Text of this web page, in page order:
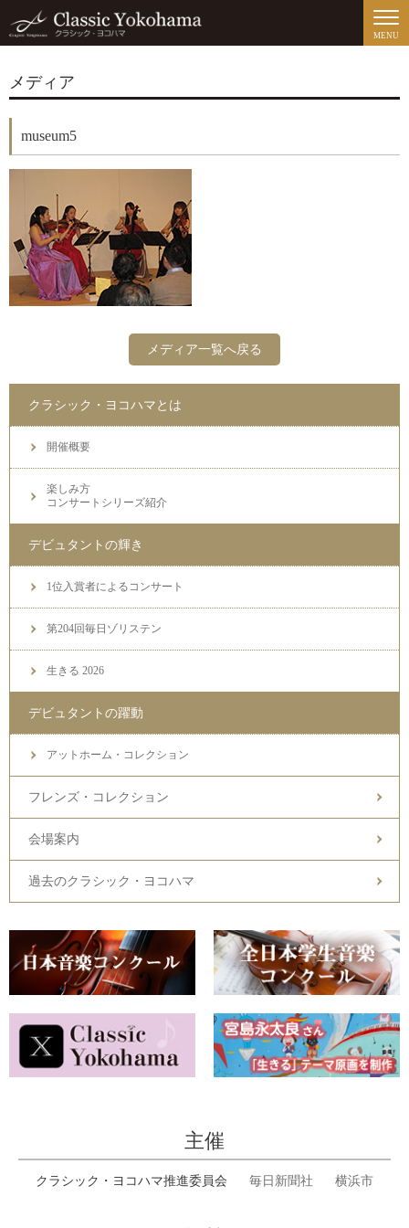
MENU
メディア
museum5
メディア一覧へ戻る
クラシック・ヨコハマとは
開催概要
楽しみ方
コンサートシリーズ紹介
デビュタントの輝き
1位入賞者によるコンサート
第204回毎日ゾリステン
生きる 2026
デビュタントの躍動
アットホーム・コレクション
フレンズ・コレクション
会場案内
過去のクラシック・ヨコハマ
主催
クラシック・ヨコハマ推進委員会 毎日新聞社 横浜市